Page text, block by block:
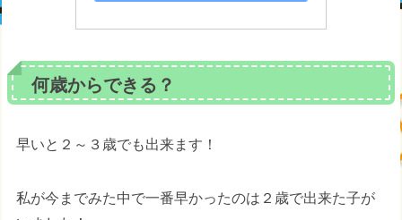
何歳からできる？
早いと２～３歳でも出来ます！
私が今までみた中で一番早かったのは２歳で出来た子が